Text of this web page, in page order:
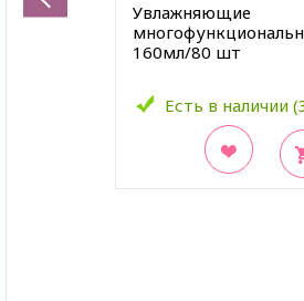
Увлажняющие
160мл/80 шт
Есть в наличии